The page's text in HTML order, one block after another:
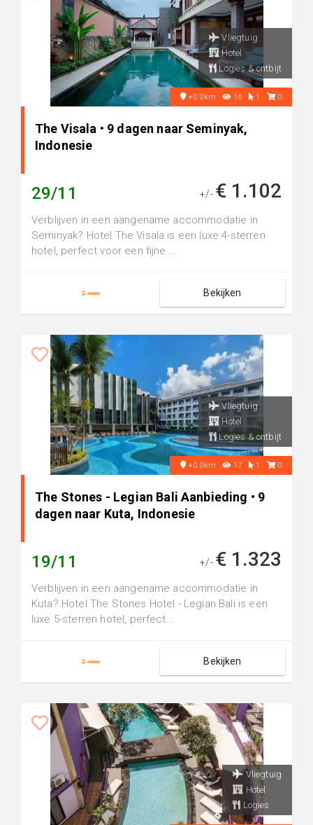
Vliegtuig
Hotel
Logies & ontbijt
+0.0km 16 1 0
The Visala • 9 dagen naar Seminyak,
Indonesie
29/11 +/- € 1.102
Verblijven in een aangename accommodatie in
Seminyak? Hotel The Visala is een luxe 4-sterren
hotel, perfect voor een fijne ...
Bekijken
Vliegtuig
Hotel
Logies & ontbijt
+0.0km 17 1 0
The Stones - Legian Bali Aanbieding • 9
dagen naar Kuta, Indonesie
19/11 +/- € 1.323
Verblijven in een aangename accommodatie in
Kuta? Hotel The Stones Hotel - Legian Bali is een
luxe 5-sterren hotel, perfect...
Bekijken
Vliegtuig
Hotel
Logies